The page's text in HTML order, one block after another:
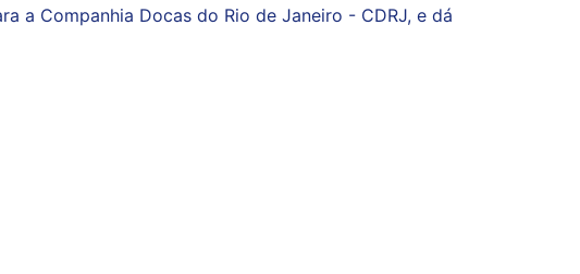
a Companhia Docas do Rio de Janeiro - CDRJ, e dá